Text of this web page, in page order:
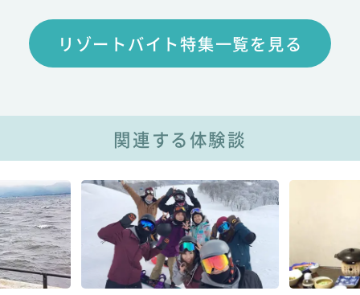
リゾートバイト特集一覧を見る
関連する体験談